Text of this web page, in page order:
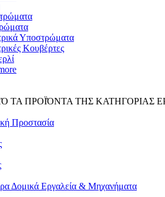
Υποστρώματα
Κουβέρτες
ΤΑ ΠΡΟΪΌΝΤΑ ΤΗΣ ΚΑΤΗΓΟΡΙΑΣ
Προστασία
Δομικά Εργαλεία & Μηχανήματα